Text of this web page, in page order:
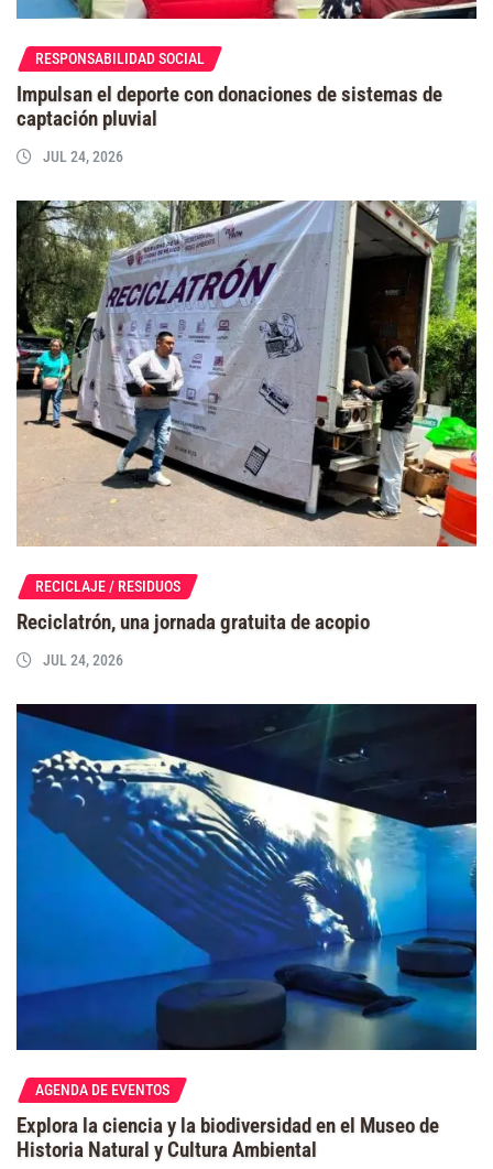
RESPONSABILIDAD SOCIAL
Impulsan el deporte con donaciones de sistemas de
captación pluvial
JUL 24, 2026
RECICLAJE / RESIDUOS
Reciclatrón, una jornada gratuita de acopio
JUL 24, 2026
AGENDA DE EVENTOS
Explora la ciencia y la biodiversidad en el Museo de
Historia Natural y Cultura Ambiental